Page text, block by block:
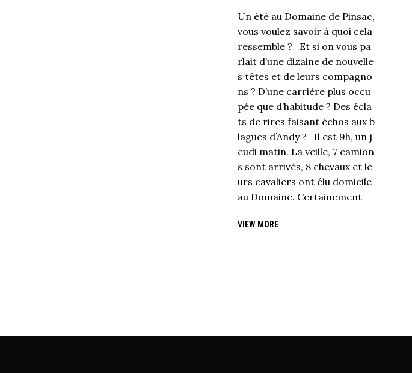
Un été au Domaine de Pinsac,
vous voulez savoir à quoi cela
ressemble ? Et si on vous pa
rlait d’une dizaine de nouvelle
s têtes et de leurs compagno
ns ? D’une carrière plus occu
pée que d’habitude ? Des écla
ts de rires faisant échos aux b
lagues d’Andy ? Il est 9h, un j
eudi matin. La veille, 7 camion
s sont arrivés, 8 chevaux et le
urs cavaliers ont élu domicile
au Domaine. Certainement
VIEW MORE